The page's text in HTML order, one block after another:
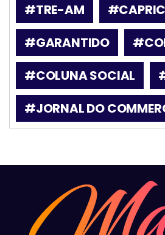
#TRE-AM
#GARANTIDO
#COLUNA SOCIAL
#JORNAL DO